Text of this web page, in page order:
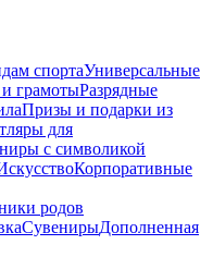
спортаУниверсальные
грамотыРазрядные
Призы и подарки из
для
с символикой
Корпоративные
родов
СувенирыДополненная